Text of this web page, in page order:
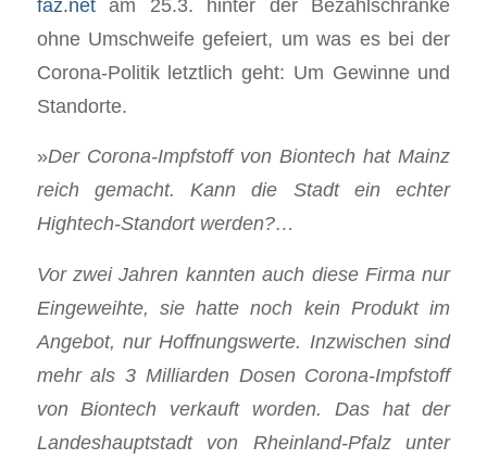
ohne Umschweife gefeiert, um was es bei der
Corona-Politik letztlich geht: Um Gewinne und
Standorte.
»Der Corona-Impfstoff von Biontech hat Mainz
reich gemacht. Kann die Stadt ein echter
Hightech-Standort werden?…
Vor zwei Jahren kannten auch diese Firma nur
Eingeweihte, sie hatte noch kein Produkt im
Angebot, nur Hoffnungswerte. Inzwischen sind
mehr als 3 Milliarden Dosen Corona-Impfstoff
von Biontech verkauft worden. Das hat der
Landeshauptstadt von Rheinland-Pfalz unter